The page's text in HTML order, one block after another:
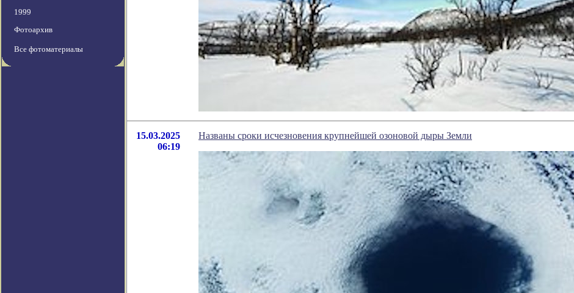
1999
Фотоархив
Все фотоматериалы
15.03.2025
06:19
Названы сроки исчезновения крупнейшей озоновой дыры Земли